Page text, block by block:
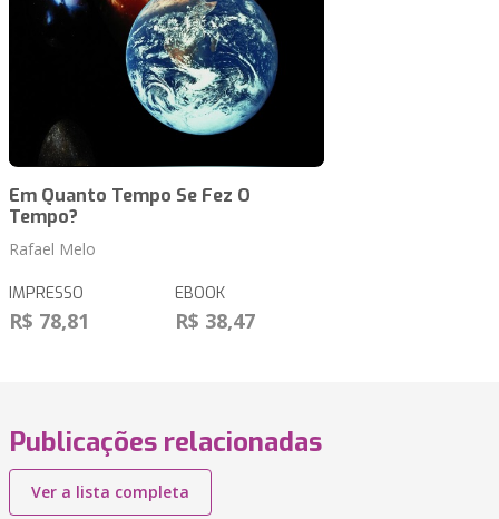
Em Quanto Tempo Se Fez O
Tempo?
Rafael Melo
IMPRESSO
R$ 78,81
EBOOK
R$ 38,47
Publicações relacionadas
Ver a lista completa